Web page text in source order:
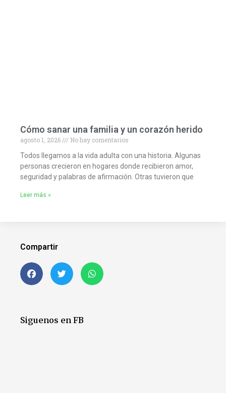
Cómo sanar una familia y un corazón herido
agosto 1, 2026
No hay comentarios
Todos llegamos a la vida adulta con una historia. Algunas
personas crecieron en hogares donde recibieron amor,
seguridad y palabras de afirmación. Otras tuvieron que
Leer más »
Compartir
Siguenos en FB